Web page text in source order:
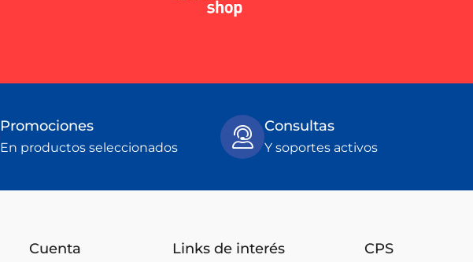
Promociones
En productos seleccionados
Consultas
Y soportes activos
Cuenta Links de interés CPS